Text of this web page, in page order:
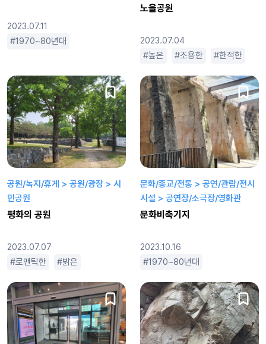
2023.07.11
1970~80년대 2000년대
노을공원
2023.07.04
높은 조용한 한적한
공원/녹지/휴게 > 공원/광장 > 시
민공원
평화의 공원
2023.07.07
로맨틱한 밝은 판타지 휴먼드라마
문화/종교/전통 > 공연/관람/전시
시설 > 공연장/소극장/영화관
문화비축기지
2023.10.16
1970~80년대